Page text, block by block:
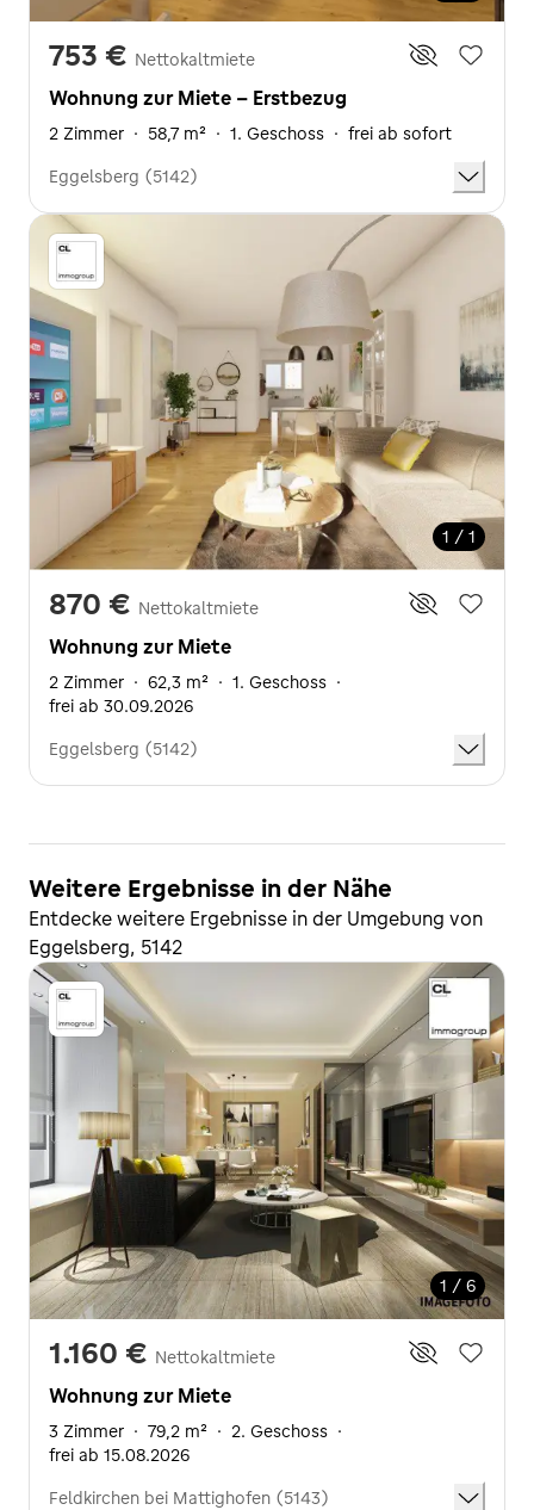
753 € Nettokaltmiete
Wohnung zur Miete - Erstbezug
2 Zimmer · 58,7 m² · 1. Geschoss · frei ab sofort
Eggelsberg (5142)
1 / 1
870 € Nettokaltmiete
Wohnung zur Miete
2 Zimmer · 62,3 m² · 1. Geschoss ·
frei ab 30.09.2026
Eggelsberg (5142)
Weitere Ergebnisse in der Nähe
Entdecke weitere Ergebnisse in der Umgebung von
Eggelsberg, 5142
1 / 6
1.160 € Nettokaltmiete
Wohnung zur Miete
3 Zimmer · 79,2 m² · 2. Geschoss ·
frei ab 15.08.2026
Feldkirchen bei Mattighofen (5143)